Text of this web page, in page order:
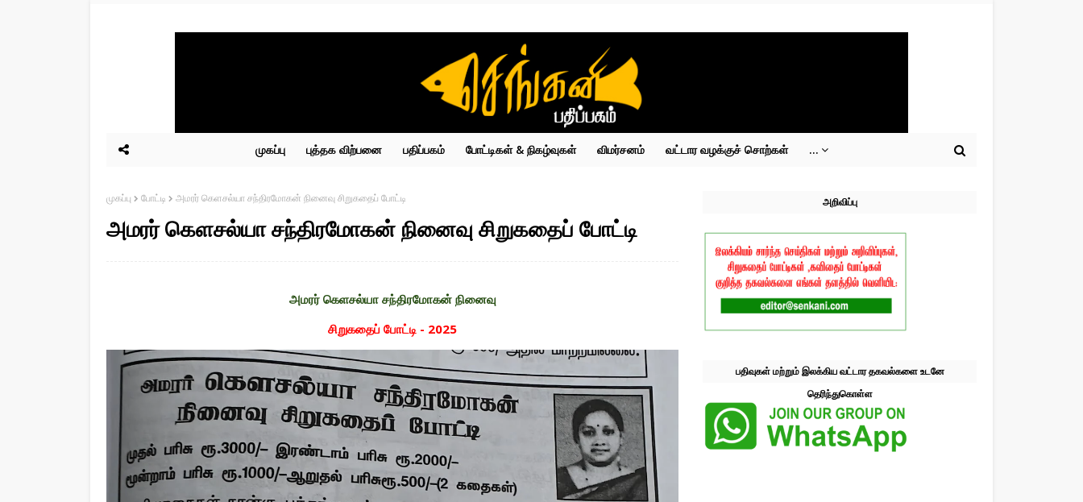
முகப்பு புத்தக விற்பனை பதிப்பகம் போட்டிகள் & நிகழ்வுகள் விமர்சனம் வட்டார வழக்குச் சொற்கள் ...
முகப்பு போட்டி அமரர் கெளசல்யா சந்திரமோகன் நினைவு சிறுகதைப் போட்டி
அமரர் கெளசல்யா சந்திரமோகன் நினைவு சிறுகதைப் போட்டி
அமரர் கெளசல்யா சந்திரமோகன் நினைவு
சிறுகதைப் போட்டி - 2025
அறிவிப்பு
பதிவுகள் மற்றும் இலக்கிய வட்டார தகவல்களை உடனே
தெரிந்துகொள்ள